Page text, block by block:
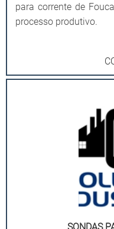
para corrente de
processo produtivo.